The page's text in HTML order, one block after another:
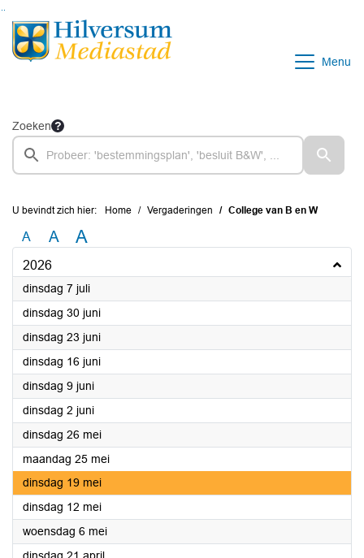
Ga naar de inhoud van deze pagina
Ga naar het zoeken
Menu
Zoeken
U bevindt zich hier: Home Vergaderingen College van B en W
A A A
2026
dinsdag 7 juli2026
dinsdag 30 juni2026
dinsdag 23 juni2026
dinsdag 16 juni2026
dinsdag 9 juni2026
dinsdag 2 juni2026
dinsdag 26 mei2026
maandag 25 mei2026
dinsdag 19 mei2026
dinsdag 12 mei2026
woensdag 6 mei2026
2026